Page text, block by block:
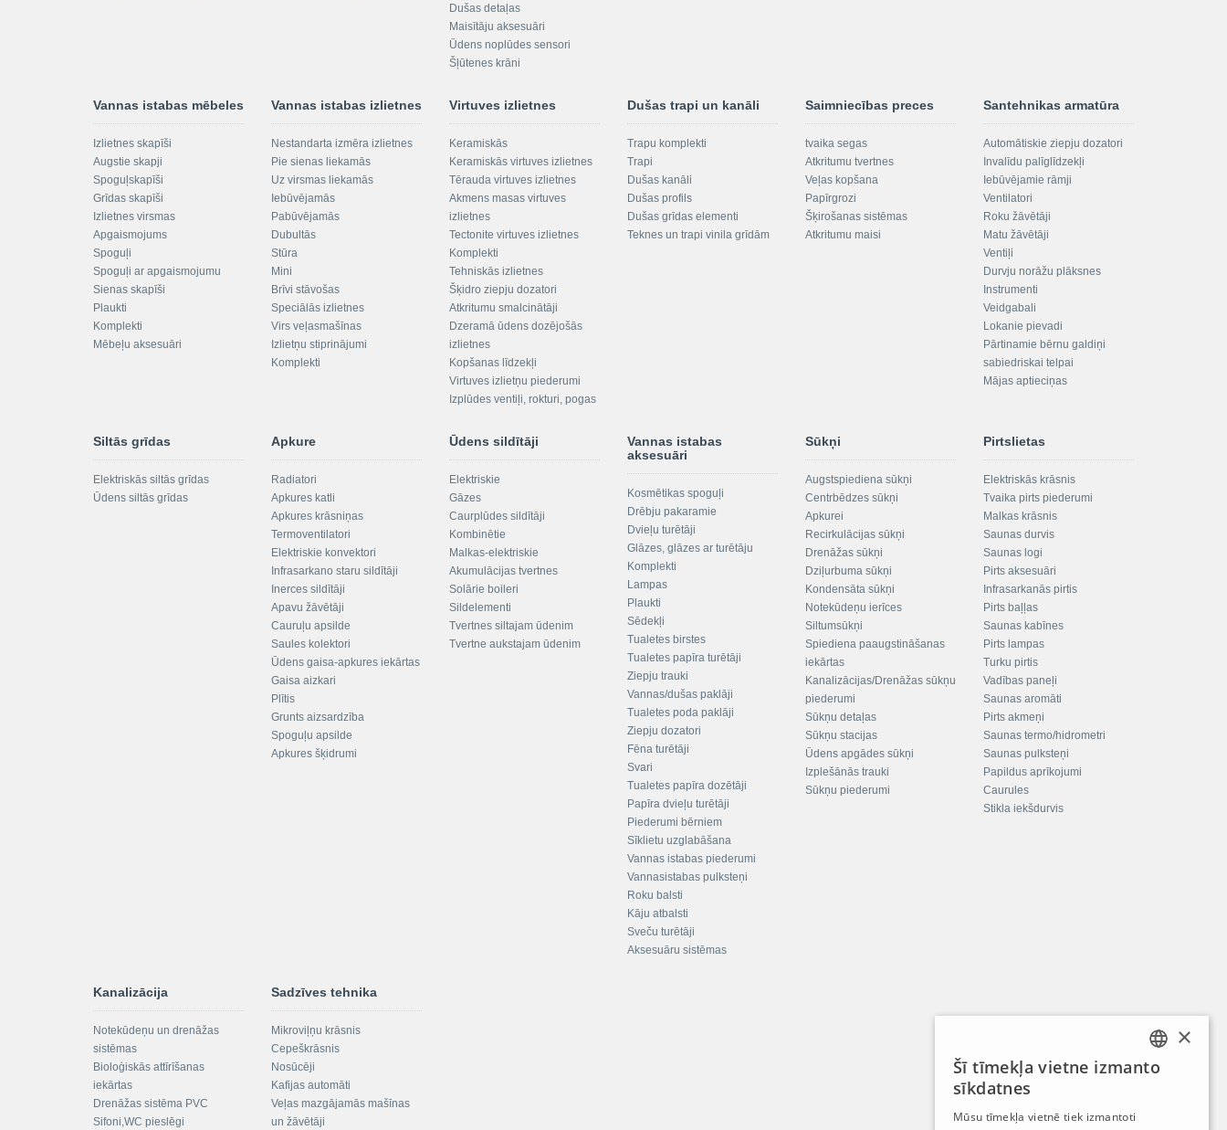
Dušas detaļas
Maisītāju aksesuāri
Ūdens noplūdes sensori
Šļūtenes krāni
Vannas istabas mēbeles
Izlietnes skapīši
Augstie skapji
Spoguļskapīši
Grīdas skapīši
Izlietnes virsmas
Apgaismojums
Spoguļi
Spoguļi ar apgaismojumu
Sienas skapīši
Plaukti
Komplekti
Mēbeļu aksesuāri
Vannas istabas izlietnes
Nestandarta izmēra izlietnes
Pie sienas liekamās
Uz virsmas liekamās
Iebūvējamās
Pabūvējamās
Dubultās
Stūra
Mini
Brīvi stāvošas
Speciālās izlietnes
Virs veļasmašīnas
Izlietņu stiprinājumi
Komplekti
Virtuves izlietnes
Keramiskās
Keramiskās virtuves izlietnes
Tērauda virtuves izlietnes
Akmens masas virtuves
izlietnes
Tectonite virtuves izlietnes
Komplekti
Tehniskās izlietnes
Šķidro ziepju dozatori
Atkritumu smalcinātāji
Dzeramā ūdens dozējošās
izlietnes
Kopšanas līdzekļi
Virtuves izlietņu piederumi
Izplūdes ventiļi, rokturi, pogas
Dušas trapi un kanāli
Trapu komplekti
Trapi
Dušas kanāli
Dušas profils
Dušas grīdas elementi
Teknes un trapi vinila grīdām
Saimniecības preces
tvaika segas
Atkritumu tvertnes
Veļas kopšana
Papīrgrozi
Šķirošanas sistēmas
Atkritumu maisi
Santehnikas armatūra
Automātiskie ziepju dozatori
Invalīdu palīglīdzekļi
Iebūvējamie rāmji
Ventilatori
Roku žāvētāji
Matu žāvētāji
Ventiļi
Durvju norāžu plāksnes
Instrumenti
Veidgabali
Lokanie pievadi
Pārtinamie bērnu galdiņi
sabiedriskai telpai
Mājas aptieciņas
Siltās grīdas
Elektriskās siltās grīdas
Ūdens siltās grīdas
Apkure
Radiatori
Apkures katli
Apkures krāsniņas
Termoventilatori
Elektriskie konvektori
Infrasarkano staru sildītāji
Inerces sildītāji
Apavu žāvētāji
Cauruļu apsilde
Saules kolektori
Ūdens gaisa-apkures iekārtas
Gaisa aizkari
Plītis
Grunts aizsardzība
Spoguļu apsilde
Apkures šķidrumi
Ūdens sildītāji
Elektriskie
Gāzes
Caurplūdes sildītāji
Kombinētie
Malkas-elektriskie
Akumulācijas tvertnes
Solārie boileri
Sildelementi
Tvertnes siltajam ūdenim
Tvertne aukstajam ūdenim
Vannas istabas
aksesuāri
Kosmētikas spoguļi
Drēbju pakaramie
Dvieļu turētāji
Glāzes, glāzes ar turētāju
Komplekti
Lampas
Plaukti
Sēdekļi
Tualetes birstes
Tualetes papīra turētāji
Ziepju trauki
Vannas/dušas paklāji
Tualetes poda paklāji
Ziepju dozatori
Fēna turētāji
Svari
Tualetes papīra dozētāji
Papīra dvieļu turētāji
Piederumi bērniem
Sīklietu uzglabāšana
Vannas istabas piederumi
Vannasistabas pulksteņi
Roku balsti
Kāju atbalsti
Sveču turētāji
Aksesuāru sistēmas
Sūkņi
Augstspiediena sūkņi
Centrbēdzes sūkņi
Apkurei
Recirkulācijas sūkņi
Drenāžas sūkņi
Dziļurbuma sūkņi
Kondensāta sūkņi
Notekūdeņu ierīces
Siltumsūkņi
Spiediena paaugstināšanas
iekārtas
Kanalizācijas/Drenāžas sūkņu
piederumi
Sūkņu detaļas
Sūkņu stacijas
Ūdens apgādes sūkņi
Izplešānās trauki
Sūkņu piederumi
Pirtslietas
Elektriskās krāsnis
Tvaika pirts piederumi
Malkas krāsnis
Saunas durvis
Saunas logi
Pirts aksesuāri
Infrasarkanās pirtis
Pirts baļļas
Saunas kabīnes
Pirts lampas
Turku pirtis
Vadības paneļi
Saunas aromāti
Pirts akmeņi
Saunas termo/hidrometri
Saunas pulksteņi
Papildus aprīkojumi
Caurules
Stikla iekšdurvis
Kanalizācija
Notekūdeņu un drenāžas
sistēmas
Bioloģiskās attīrīšanas
iekārtas
Drenāžas sistēma PVC
Sifoni,WC pieslēgi
Sadzīves tehnika
Mikroviļņu krāsnis
Cepeškrāsnis
Nosūcēji
Kafijas automāti
Veļas mazgājamās mašīnas
un žāvētāji
LATVIAN
×
Šī tīmekļa vietne izmanto
sīkdatnes
Mūsu tīmekļa vietnē tiek izmantoti